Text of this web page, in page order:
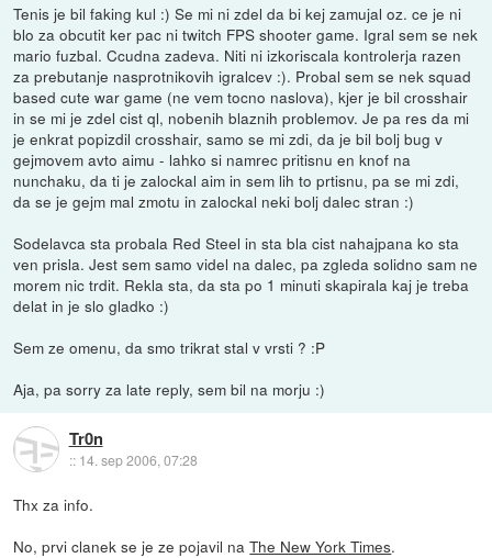
Tenis je bil faking kul :) Se mi ni zdel da bi kej zamujal oz. ce je ni
blo za obcutit ker pac ni twitch FPS shooter game. Igral sem se nek
mario fuzbal. Ccudna zadeva. Niti ni izkoriscala kontrolerja razen
za prebutanje nasprotnikovih igralcev :). Probal sem se nek squad
based cute war game (ne vem tocno naslova), kjer je bil crosshair
in se mi je zdel cist ql, nobenih blaznih problemov. Je pa res da mi
je enkrat popizdil crosshair, samo se mi zdi, da je bil bolj bug v
gejmovem avto aimu - lahko si namrec pritisnu en knof na
nunchaku, da ti je zalockal aim in sem lih to prtisnu, pa se mi zdi,
da se je gejm mal zmotu in zalockal neki bolj dalec stran :)
Sodelavca sta probala Red Steel in sta bla cist nahajpana ko sta
ven prisla. Jest sem samo videl na dalec, pa zgleda solidno sam ne
morem nic trdit. Rekla sta, da sta po 1 minuti skapirala kaj je treba
delat in je slo gladko :)
Sem ze omenu, da smo trikrat stal v vrsti ? :P
Aja, pa sorry za late reply, sem bil na morju :)
Tr0n
:: 14. sep 2006, 07:28
Thx za info.
No, prvi clanek se je ze pojavil naThe New York Times.